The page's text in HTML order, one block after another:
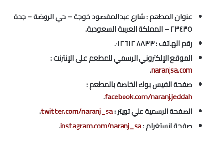
عنوان المطعم : شارع عبدالمقصود خوجة – حي الروضة – جدة
٢٣٤٣٥ – المملكة العربية السعودية.
رقم الهاتف : ٨٨٣٣ ٦١٢ ٠١٢.
الموقع الإلكتروني الرسمي للمطعم على الإنترنت :
naranjsa.com
.
صفحة الفيس بوك الخاصة بالمطعم :
facebook.com/naranj.jeddah
.
الصفحة الرسمية علي تويتر :twitter.com/naranj_sa
.
صفحة انستغرام :instagram.com/naranj_sa
.